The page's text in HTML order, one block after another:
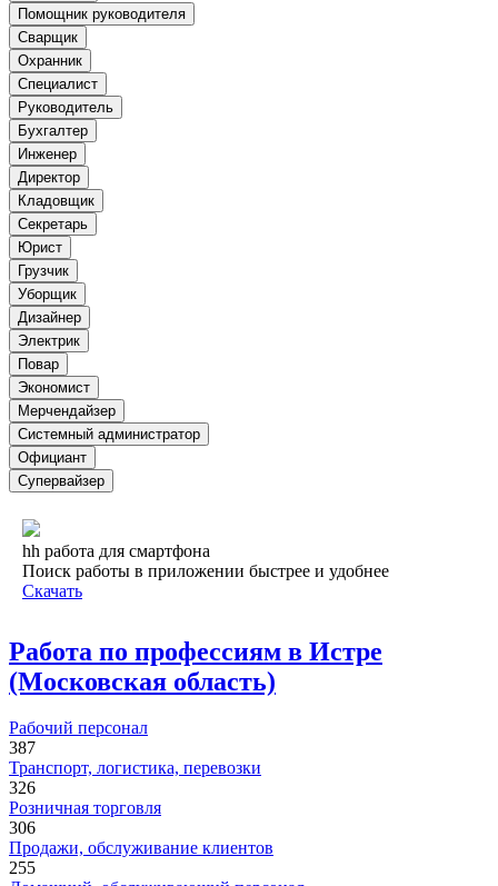
Помощник руководителя
Сварщик
Охранник
Специалист
Руководитель
Бухгалтер
Инженер
Директор
Кладовщик
Секретарь
Юрист
Грузчик
Уборщик
Дизайнер
Электрик
Повар
Экономист
Мерчендайзер
Системный администратор
Официант
Супервайзер
hh работа для смартфона
Поиск работы в приложении быстрее и удобнее
Скачать
Работа по профессиям в Истре
(Московская область)
Рабочий персонал
387
Транспорт, логистика, перевозки
326
Розничная торговля
306
Продажи, обслуживание клиентов
255